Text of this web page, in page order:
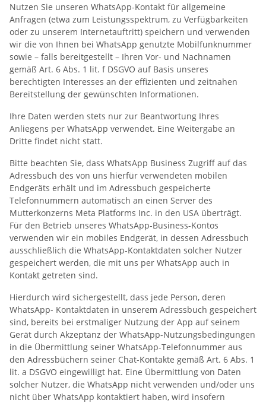
Nutzen Sie unseren WhatsApp-Kontakt für allgemeine
Anfragen (etwa zum Leistungsspektrum, zu Verfügbarkeiten
oder zu unserem Internetauftritt) speichern und verwenden
wir die von Ihnen bei WhatsApp genutzte Mobilfunknummer
sowie – falls bereitgestellt – Ihren Vor- und Nachnamen
gemäß Art. 6 Abs. 1 lit. f DSGVO auf Basis unseres
berechtigten Interesses an der effizienten und zeitnahen
Bereitstellung der gewünschten Informationen.
Ihre Daten werden stets nur zur Beantwortung Ihres
Anliegens per WhatsApp verwendet. Eine Weitergabe an
Dritte findet nicht statt.
Bitte beachten Sie, dass WhatsApp Business Zugriff auf das
Adressbuch des von uns hierfür verwendeten mobilen
Endgeräts erhält und im Adressbuch gespeicherte
Telefonnummern automatisch an einen Server des
Mutterkonzerns Meta Platforms Inc. in den USA überträgt.
Für den Betrieb unseres WhatsApp-Business-Kontos
verwenden wir ein mobiles Endgerät, in dessen Adressbuch
ausschließlich die WhatsApp-Kontaktdaten solcher Nutzer
gespeichert werden, die mit uns per WhatsApp auch in
Kontakt getreten sind.
Hierdurch wird sichergestellt, dass jede Person, deren
WhatsApp- Kontaktdaten in unserem Adressbuch gespeichert
sind, bereits bei erstmaliger Nutzung der App auf seinem
Gerät durch Akzeptanz der WhatsApp-Nutzungsbedingungen
in die Übermittlung seiner WhatsApp-Telefonnummer aus
den Adressbüchern seiner Chat-Kontakte gemäß Art. 6 Abs. 1
lit. a DSGVO eingewilligt hat. Eine Übermittlung von Daten
solcher Nutzer, die WhatsApp nicht verwenden und/oder uns
nicht über WhatsApp kontaktiert haben, wird insofern